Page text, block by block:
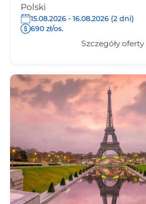
Polski
15.08.2026 - 16.08.2026 (2 dni)
690 zł/os.
Szczegóły oferty